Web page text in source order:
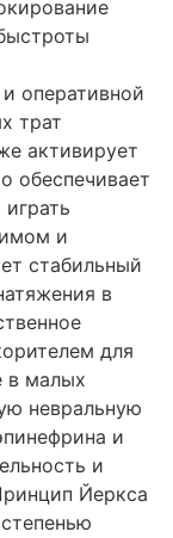
оперативной
трат
активирует
обеспечивает
и
стабильный
в
для
в малых
невральную
и
и
Йеркса